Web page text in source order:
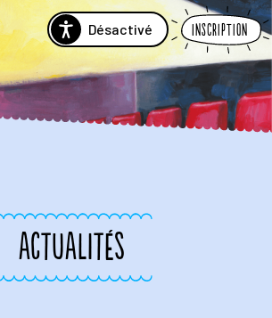
Désactivé Inscription
ACTUALITÉS